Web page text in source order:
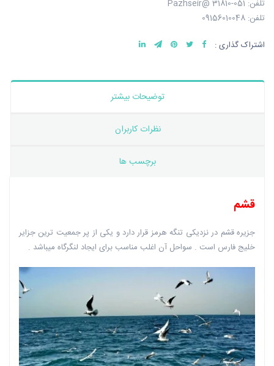
تلفن: 051-31810 @Pazhseir
تلفن: 09156010048
اشتراک گذاری :
توضیحات بیشتر
نظرات کاربران
برچسب ها
قشم
جزیره قشم در نزدیکی تنگه هرمز قرار دارد و یکی از پر جمعیت ترین جزایر
خلیج فارس است . سواحل آن اغلب مناسب برای ایجاد لنگرگاه میباشد .